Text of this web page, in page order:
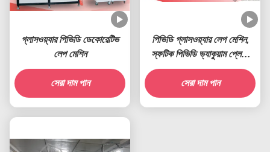
গ্লাসওয়্যার পিভিডি ডেকোরেটিভ
লেপ মেশিন
সেরা দাম পান
পিভিডি গ্লাসওয়্যার লেপ মেশিন,
স্ফটিক পিভিডি ভ্যাকুয়াম প্লেটিং
মেশিন
সেরা দাম পান